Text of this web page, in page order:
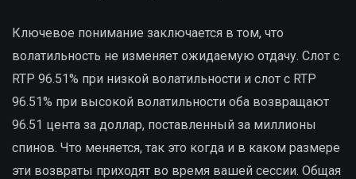
Ключевое понимание заключается в том, что
волатильность не изменяет ожидаемую отдачу. Слот с
RTP 96.51% при низкой волатильности и слот с RTP
96.51% при высокой волатильности оба возвращают
96.51 цента за доллар, поставленный за миллионы
спинов. Что меняется, так это когда и в каком размере
эти возвраты приходят во время вашей сессии. Общая